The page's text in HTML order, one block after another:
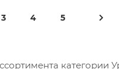
3 4 5
категории